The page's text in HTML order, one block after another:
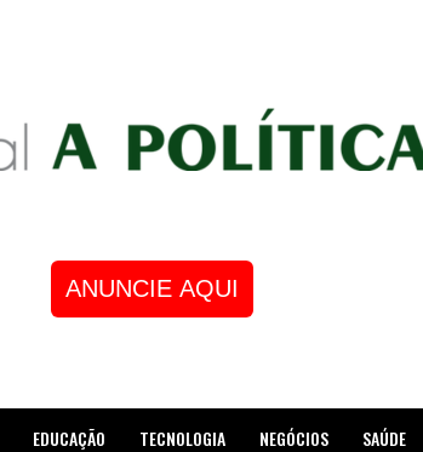
ANUNCIE AQUI
EDUCAÇÃO TECNOLOGIA NEGÓCIOS SAÚDE